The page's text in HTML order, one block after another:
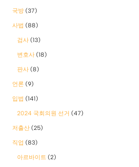
국방 (37)
사법 (88)
검사 (13)
변호사 (18)
판사 (8)
언론 (9)
입법 (141)
2024 국회의원 선거 (47)
저출산 (25)
직업 (83)
아르바이트 (2)